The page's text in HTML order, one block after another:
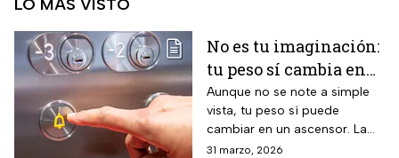
LO MÁS VISTO
No es tu imaginación:
tu peso sí cambia en
un ascensor y la
ciencia lo explica
Aunque no se note a simple
vista, tu peso sí puede
cambiar en un ascensor. La
ciencia explica por qué ocurre
31 marzo, 2026